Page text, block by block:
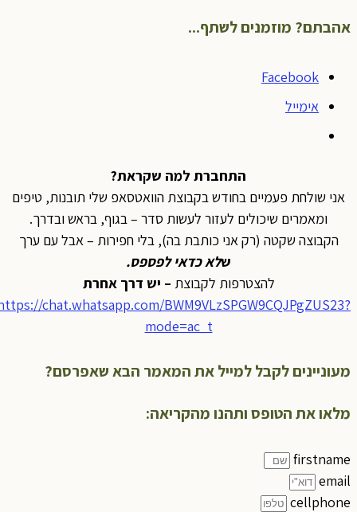
אהבתם? מוזמנים לשתף...
Facebook
אימייל
התחברת למה שקראת?
אני שולחת פעמיים בחודש בקבוצת הוואטסאפ שלי תובנות, טיפים
ומאמרים שיכולים לעזור לעשות סדר – בגוף, בראש ובדרך.
הקבוצה שקטה (רק אני כותבת בה), בלי חפירות – אבל עם ערך
שלא כדאי לפספס.
להצטרפות לקבוצת– יש דרך אחרת
https://chat.whatsapp.com/BWM9VLzSPGW9CQJPgZUS23?
mode=ac_t
מעוניינים לקבל למייל את המאמר הבא שאפרסם?
מלאו את הטופס ותהנו מהקריאה:
firstname
email
cellphone